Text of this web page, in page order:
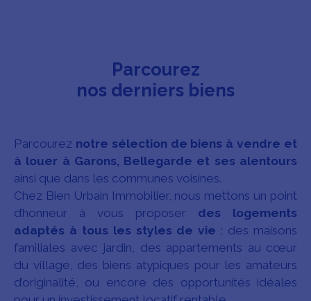
Parcourez
nos derniers biens
Parcourez notre sélection de biens à vendre et
à louer à Garons, Bellegarde et ses alentours
ainsi que dans les communes voisines.
Chez Bien Urbain Immobilier, nous mettons un point
d’honneur à vous proposer des logements
adaptés à tous les styles de vie : des maisons
familiales avec jardin, des appartements au cœur
du village, des biens atypiques pour les amateurs
d’originalité, ou encore des opportunités idéales